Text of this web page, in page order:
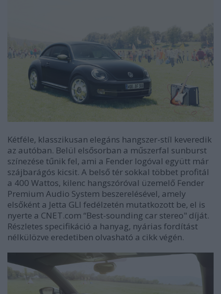
Kétféle, klasszikusan elegáns hangszer-stíl keveredik
az autóban. Belül elsősorban a műszerfal sunburst
színezése tűnik fel, ami a Fender logóval együtt már
szájbarágós kicsit. A belső tér sokkal többet profitál
a 400 Wattos, kilenc hangszóróval üzemelő Fender
Premium Audio System beszerelésével, amely
elsőként a Jetta GLI fedélzetén mutatkozott be, el is
nyerte a CNET.com “Best-sounding car stereo" díját.
Részletes specifikáció a hanyag, nyárias fordítást
nélkülözve eredetiben olvasható a cikk végén.